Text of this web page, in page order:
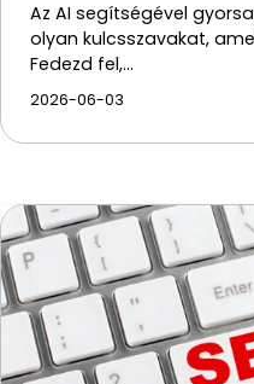
Az AI segítségével
olyan kulcsszavakat,
Fedezd fel,…
2026-06-03